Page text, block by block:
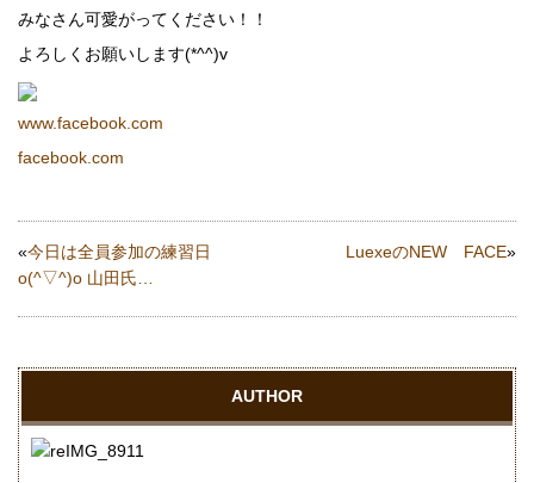
みなさん可愛がってください！！
よろしくお願いします(*^^)v
www.facebook.com
facebook.com
«今日は全員参加の練習日
o(^▽^)o 山田氏…
LuexeのNEW FACE»
AUTHOR